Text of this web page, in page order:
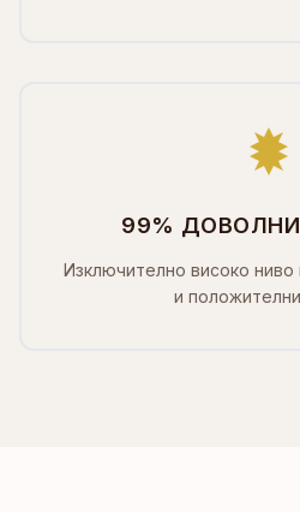
99%
Изключително високо
и